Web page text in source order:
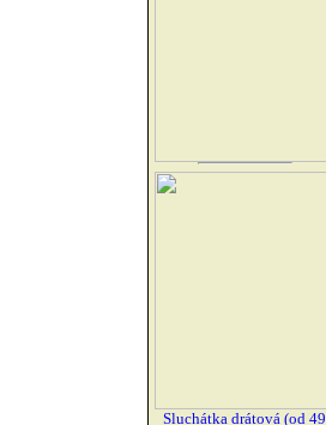
Sluchátka drátová (od 49